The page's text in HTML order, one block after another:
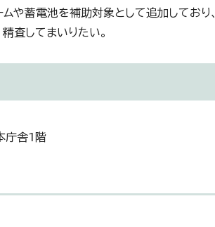
や蓄電池を補助対象として追加しており
査してまいりたい。
舎1階